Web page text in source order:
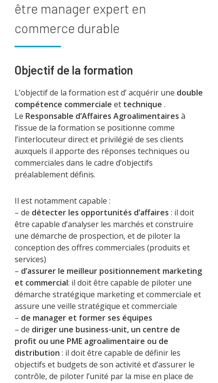
être manager expert en
commerce durable
Objectif de la formation
L’objectif de la formation est d’ acquérir une double
compétence commerciale et technique .
Le Responsable d’Affaires Agroalimentaires à
l’issue de la formation se positionne comme
l’interlocuteur direct et privilégié de ses clients
auxquels il apporte des réponses techniques ou
commerciales dans le cadre d’objectifs
préalablement définis.
Il est notamment capable :
– de détecter les opportunités d’affaires : il doit
être capable d’analyser les marchés et construire
une démarche de prospection, et de piloter la
conception des offres commerciales (produits et
services)
– d’assurer le meilleur positionnement marketing
et commercial: il doit être capable de piloter une
démarche stratégique marketing et commerciale et
assure une veille stratégique et commerciale
– de manager et former ses équipes
– de diriger une business-unit, un centre de
profit ou une PME agroalimentaire ou de
distribution : il doit être capable de définir les
objectifs et budgets de son activité et d’assurer le
contrôle, de piloter l’unité par la mise en place de